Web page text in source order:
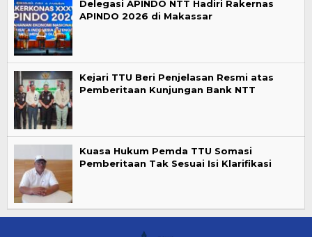
Delegasi APINDO NTT Hadiri Rakernas
APINDO 2026 di Makassar
Kejari TTU Beri Penjelasan Resmi atas
Pemberitaan Kunjungan Bank NTT
Kuasa Hukum Pemda TTU Somasi
Pemberitaan Tak Sesuai Isi Klarifikasi